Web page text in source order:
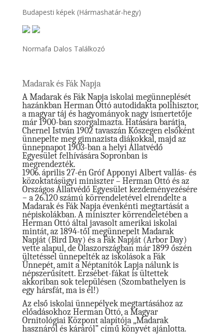
Budapesti képek (Hármashatár-hegy)
Normafa Dalos Találkozó
Madarak és Fák Napja
A Madarak és Fák Napja iskolai megünneplését
hazánkban Herman Ottó autodidakta polihisztor,
a magyar táj és hagyományok nagy ismertetője
már 1900-ban szorgalmazta. Hatására barátja,
Chernel István 1902 tavaszán Kőszegen elsőként
ünnepelte meg gimnazista diákokkal, majd az
ünnepnapot 1903-ban a helyi Állatvédő
Egyesület felhívására Sopronban is
megrendezték.
1906. április 27-én Gróf Apponyi Albert vallás- és
közoktatásügyi miniszter – Herman Ottó és az
Országos Állatvédő Egyesület kezdeményezésére
− a 26.120 számú körrendeletével elrendelte a
Madarak és Fák Napja évenkénti megtartását a
népiskolákban. A miniszter körrendeletében a
Herman Ottó által javasolt amerikai iskolai
mintát, az 1894-től megünnepelt Madarak
Napját (Bird Day) és a Fák Napját (Arbor Day)
vette alapul, de Olaszországban már 1899 őszén
ültetéssel ünnepelték az iskolások a Fák
Ünnepét, amit a Néptanítók Lapja nálunk is
népszerűsített. Erzsébet-fákat is ültettek
akkoriban sok településen (Szombathelyen is
egy hársfát, ma is él!)
Az első iskolai ünnepélyek megtartásához az
előadásokhoz Herman Ottó, a Magyar
Ornitológiai Központ alapítója „Madarak
hasznáról és káráról” című könyvét ajánlotta.